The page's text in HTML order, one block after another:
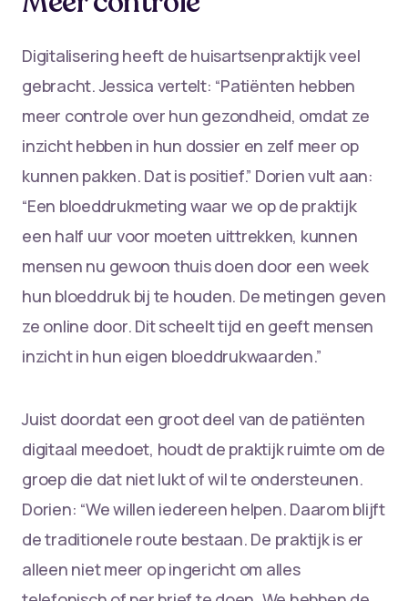
Digitalisering heeft de huisartsenpraktijk veel
gebracht. Jessica vertelt: “Patiënten hebben
meer controle over hun gezondheid, omdat ze
inzicht hebben in hun dossier en zelf meer op
kunnen pakken. Dat is positief.” Dorien vult aan:
“Een bloeddrukmeting waar we op de praktijk
een half uur voor moeten uittrekken, kunnen
mensen nu gewoon thuis doen door een week
hun bloeddruk bij te houden. De metingen geven
ze online door. Dit scheelt tijd en geeft mensen
inzicht in hun eigen bloeddrukwaarden.”
Juist doordat een groot deel van de patiënten
digitaal meedoet, houdt de praktijk ruimte om de
groep die dat niet lukt of wil te ondersteunen.
Dorien: “We willen iedereen helpen. Daarom blijft
de traditionele route bestaan. De praktijk is er
alleen niet meer op ingericht om alles